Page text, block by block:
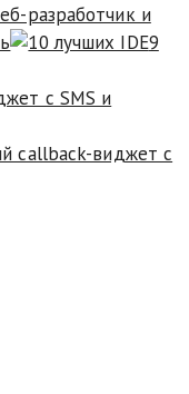
разработчик и
9
callback-виджет с